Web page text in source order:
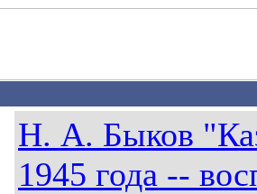
Н. А. Быков
1945 года --